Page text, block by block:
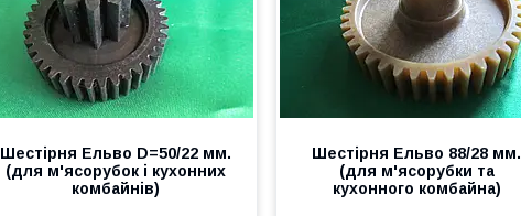
Шестірня Ельво D=50/22 мм.
(для м'ясорубок і кухонних
комбайнів)
Шестірня Ельво 88/28 мм.
(для м'ясорубки та
кухонного комбайна)